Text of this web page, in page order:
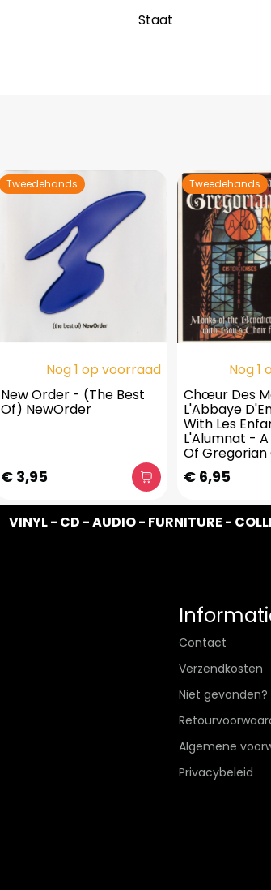
Staat
Tweedehands
Nog 1 op voorraad
New Order - (The Best
Of) NewOrder
€ 3,95
Tweedehands
Nog 1
Chœur Des
L'Abbaye
With Les
L'Alumnat -
Of Gregorian
€ 6,95
VINYL - CD - AUDIO - FURNITURE -
Contact
Verzendkosten
Niet
Algemene
Privacybeleid